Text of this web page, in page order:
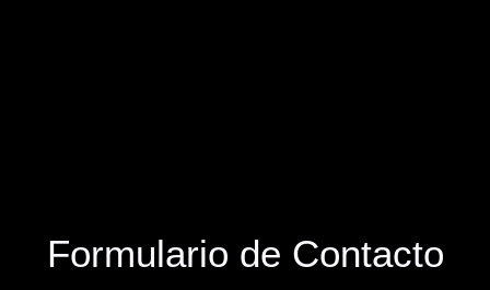
Formulario de Contacto